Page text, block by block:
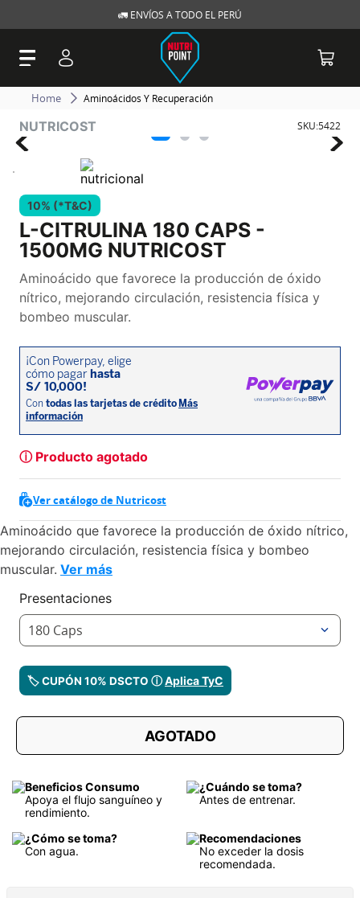
🚛 ENVÍOS A TODO EL PERÚ
Aminoácidos Y Recuperación
NUTRICOST SKU:5422
10% (*T&C)
L-CITRULINA 180 CAPS -
1500MG NUTRICOST
Aminoácido que favorece la producción de óxido
nítrico, mejorando circulación, resistencia física y
bombeo muscular.
ⓘ Producto agotado
Ver catálogo de Nutricost
Aminoácido que favorece la producción de óxido nítrico,
mejorando circulación, resistencia física y bombeo
muscular. Ver más
Presentaciones
180 Caps
🏷️ CUPÓN 10% DSCTO ⓘAplica TyC
AGOTADO
Beneficios Consumo
Apoya el flujo sanguíneo y
rendimiento.
¿Cuándo se toma?
Antes de entrenar.
¿Cómo se toma?
Con agua.
Recomendaciones
No exceder la dosis
recomendada.